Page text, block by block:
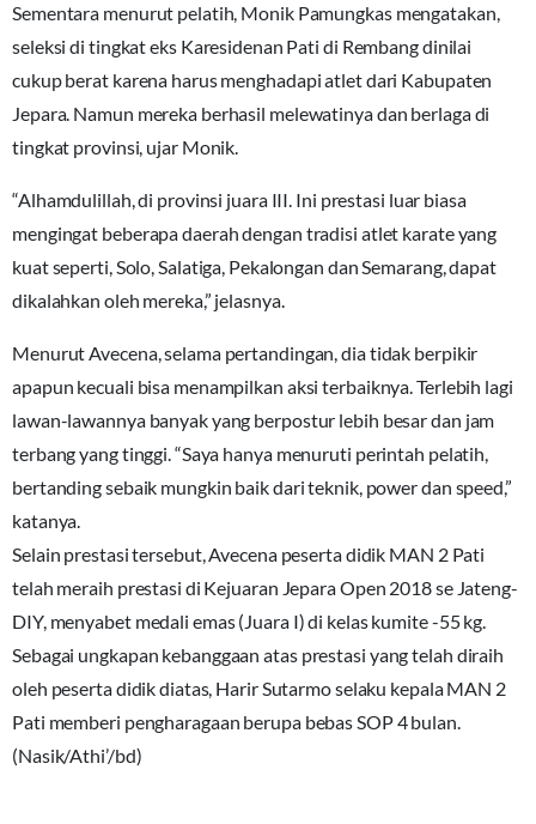
Sementara menurut pelatih, Monik Pamungkas mengatakan,
seleksi di tingkat eks Karesidenan Pati di Rembang dinilai
cukup berat karena harus menghadapi atlet dari Kabupaten
Jepara. Namun mereka berhasil melewatinya dan berlaga di
tingkat provinsi, ujar Monik.
“Alhamdulillah, di provinsi juara III. Ini prestasi luar biasa
mengingat beberapa daerah dengan tradisi atlet karate yang
kuat seperti, Solo, Salatiga, Pekalongan dan Semarang, dapat
dikalahkan oleh mereka,” jelasnya.
Menurut Avecena, selama pertandingan, dia tidak berpikir
apapun kecuali bisa menampilkan aksi terbaiknya. Terlebih lagi
lawan-lawannya banyak yang berpostur lebih besar dan jam
terbang yang tinggi. “Saya hanya menuruti perintah pelatih,
bertanding sebaik mungkin baik dari teknik, power dan speed,”
katanya.
Selain prestasi tersebut, Avecena peserta didik MAN 2 Pati
telah meraih prestasi di Kejuaran Jepara Open 2018 se Jateng-
DIY, menyabet medali emas (Juara I) di kelas kumite -55 kg.
Sebagai ungkapan kebanggaan atas prestasi yang telah diraih
oleh peserta didik diatas, Harir Sutarmo selaku kepala MAN 2
Pati memberi pengharagaan berupa bebas SOP 4 bulan.
(Nasik/Athi’/bd)